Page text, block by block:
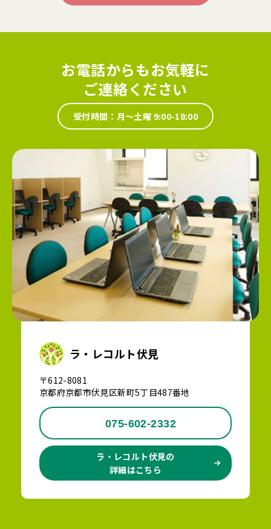
お電話からもお気軽に
ご連絡ください
受付時間：月～土曜 9:00-18:00
ラ・レコルト伏見
〒612-8081
京都府京都市伏見区新町5丁目487番地
075-602-2332
ラ・レコルト伏見の
詳細はこちら